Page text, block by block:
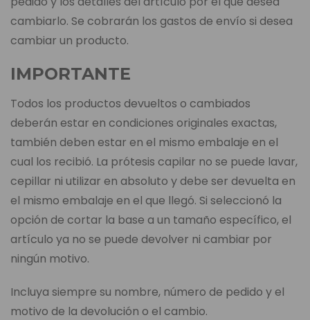
cambiarlo. Se cobrarán los gastos de envío si desea
cambiar un producto.
IMPORTANTE
Todos los productos devueltos o cambiados
deberán estar en condiciones originales exactas,
también deben estar en el mismo embalaje en el
cual los recibió. La prótesis capilar no se puede lavar,
cepillar ni utilizar en absoluto y debe ser devuelta en
el mismo embalaje en el que llegó. Si seleccionó la
opción de cortar la base a un tamaño específico, el
artículo ya no se puede devolver ni cambiar por
ningún motivo.
Incluya siempre su nombre, número de pedido y el
motivo de la devolución o el cambio.